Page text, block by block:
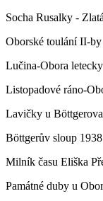
Socha Rusalky -
Oborské toulání II-
Lučina-Obora
Listopadové ráno-
Lavičky u
Böttgerův sloup 1938
Milník času Eliška
Památné duby u